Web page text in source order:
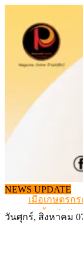
content
NEWS UPDATE
สกัดลักลอบน
เมื่อเกษตรก
สุดอั้น! ไข่ไก่
วันศุกร์, สิงหาคม